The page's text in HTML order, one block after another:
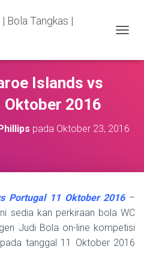
Bola Tangkas |
G
V
Islands vs
2016
pada Oktober 23, 2016
Portugal 11 Oktober 2016–
sedia kan perkiraan bola WC
Judi Bola on-line kompetisi
tanggal 11 Oktober 2016